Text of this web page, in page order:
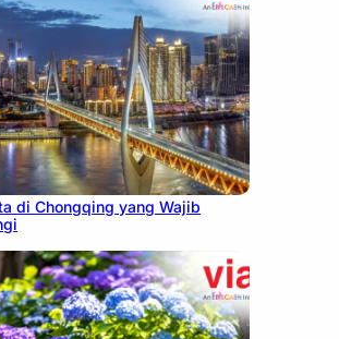
di Chongqing yang Wajib